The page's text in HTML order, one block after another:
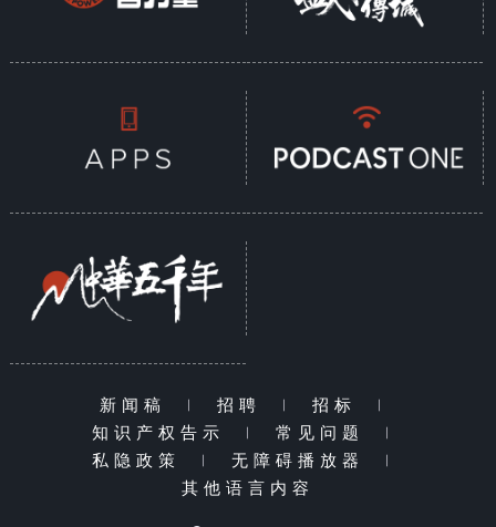
新闻稿 | 招聘 | 招标
|
知识产权告示
| 常见问题
|
私隐政策
| 无障碍播放器
|
其他语言内容